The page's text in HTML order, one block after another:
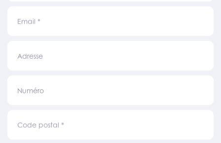
Email *
Adresse
Numéro
Code postal *